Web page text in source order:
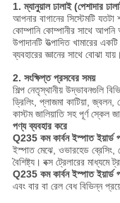
1. ম্যানুয়াল ঢালাই (পেশাদার
আপনার বাগানের সিস্টেমটি
কোম্পানি কোম্পানীর সাথে আপনি
উপাদানটি উত্পাদিত খামারের
ব্যবহারের জ্ঞানের সাথে বোঝা যায়।
2. সংক্ষিপ্ত প্রসবের সময়
শিল্প নেতৃস্থানীয় উদ্ভাবনগুলি
ড্রিলিং, প্লাজমা কাটিয়া,
কাস্টম জালিয়াতি সহ পূর্ণ স্কেল
পণ্য ব্যবহার করে
Q235 কম কার্বন ইস্পাত ইয়ার্ড
ইস্পাত মেঝে, ওভারহেড
বৈশিষ্ট্য। বক্স ট্রেলারের মাধ্যমে
Q235 কম কার্বন ইস্পাত ইয়ার্ড
এবং বার বা রেল বেধ বিভিন্ন